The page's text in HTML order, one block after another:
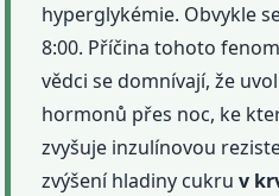
hyperglykémie. Obvykle
8:00. Příčina tohoto
vědci se domnívají, že
hormonů přes noc, ke
zvyšuje inzulínovou
zvýšení hladiny cukruv